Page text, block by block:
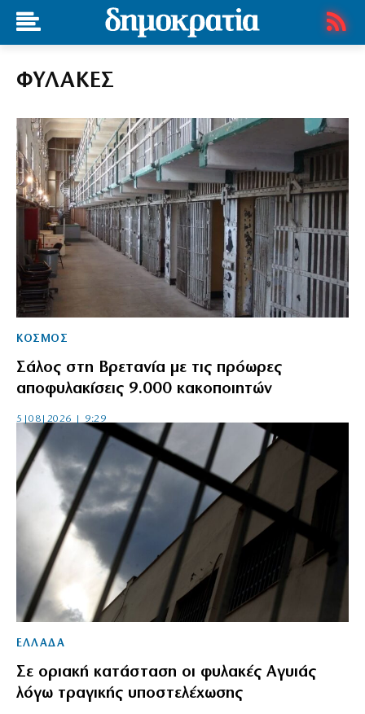
ΦΥΛΑΚΕΣ
ΚΟΣΜΟΣ
Σάλος στη Βρετανία με τις πρόωρες
αποφυλακίσεις 9.000 κακοποιητών
5|08|2026 | 9:29
ΕΛΛΑΔΑ
Σε οριακή κατάσταση οι φυλακές Αγυιάς
λόγω τραγικής υποστελέχωσης